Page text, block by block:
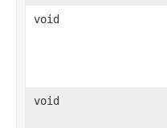
void
void